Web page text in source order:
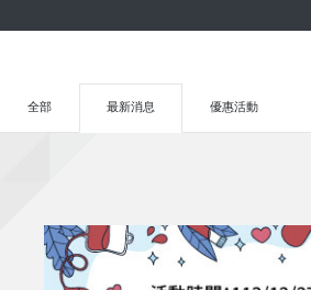
全部 最新消息 優惠活動